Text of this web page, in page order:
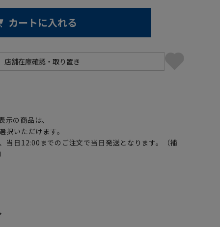
カートに入れる
示の商品は、
択いただけます。
当日12:00までのご注文で当日発送となります。（補